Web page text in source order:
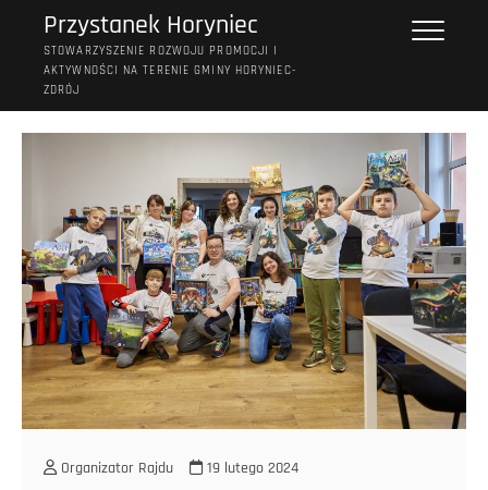
Przystanek Horyniec
STOWARZYSZENIE ROZWOJU PROMOCJI I
AKTYWNOŚCI NA TERENIE GMINY HORYNIEC-
ZDRÓJ
Organizator Rajdu 19 lutego 2024